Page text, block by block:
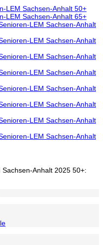
LEM Sachsen-Anhalt 50+
LEM Sachsen-Anhalt 65+
LEM Sachsen-Anhalt
LEM Sachsen-Anhalt
LEM Sachsen-Anhalt
LEM Sachsen-Anhalt
LEM Sachsen-Anhalt
LEM Sachsen-Anhalt
LEM Sachsen-Anhalt
LEM Sachsen-Anhalt
Anhalt 2025 50+: